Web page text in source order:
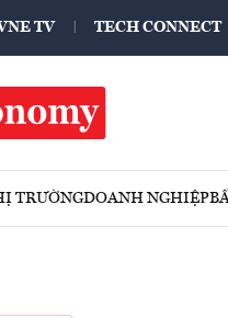
TV TECH CONNECT
TRƯỜNGDOANH NGHIỆP